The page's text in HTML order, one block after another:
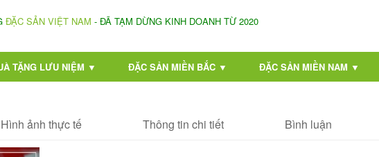
ĐẶC SẢN VIỆT NAM - ĐÃ TẠM DỪNG KINH DOANH TỪ 2020
TẶNG LƯU NIỆM ▼ ĐẶC SẢN MIỀN BẮC ▼ ĐẶC SẢN MIỀN NAM ▼
Hình ảnh thực tế Thông tin chi tiết Bình luận